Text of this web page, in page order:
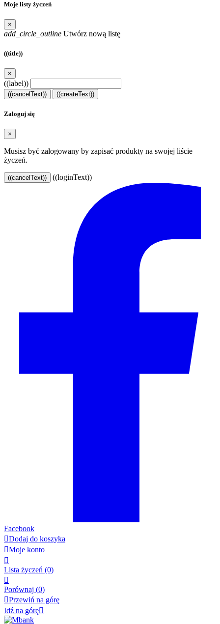
Moje listy życzeń
×
add_circle_outline Utwórz nową listę
((title))
×
((label))
((cancelText)) ((createText))
Zaloguj się
×
Musisz być zalogowany by zapisać produkty na swojej liście
życzeń.
((cancelText)) ((loginText))
Facebook
Dodaj do koszyka
Moje konto

Lista życzeń (0)

Porównaj (0)
Przewiń na górę
Idź na górę